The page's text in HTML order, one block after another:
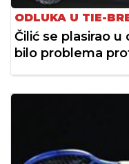
ODLUKA U TIE-
Čilić se plasirao
bilo problema